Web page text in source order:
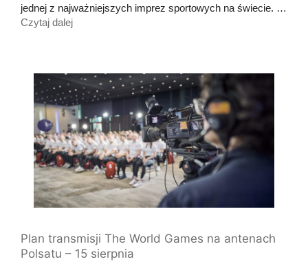
jednej z najważniejszych imprez sportowych na świecie. …
Czytaj dalej
Plan transmisji The World Games na antenach
Polsatu – 15 sierpnia